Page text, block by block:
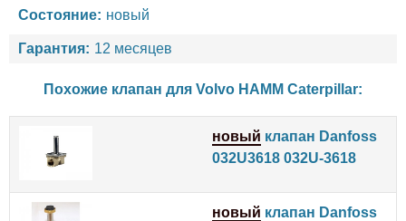
Состояние: новый
Гарантия: 12 месяцев
Похожие клапан для Volvo HAMM Caterpillar:
новый клапан Danfoss
032U3618 032U-3618
новый клапан Danfoss